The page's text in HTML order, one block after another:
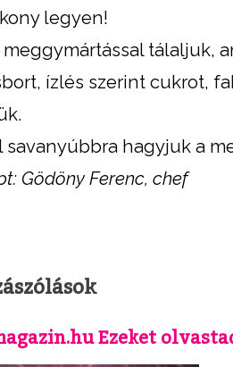
legyen!
meggymártással tálaljuk,
ízlés szerint cukrot,
savanyúbbra hagyjuk a
Gödöny Ferenc, chef
Ezeket